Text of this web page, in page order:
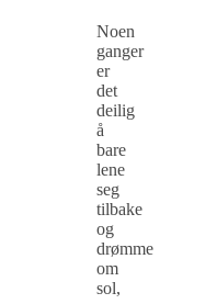
Noen
ganger
er
det
deilig
å
bare
lene
seg
tilbake
og
drømme
om
sol,